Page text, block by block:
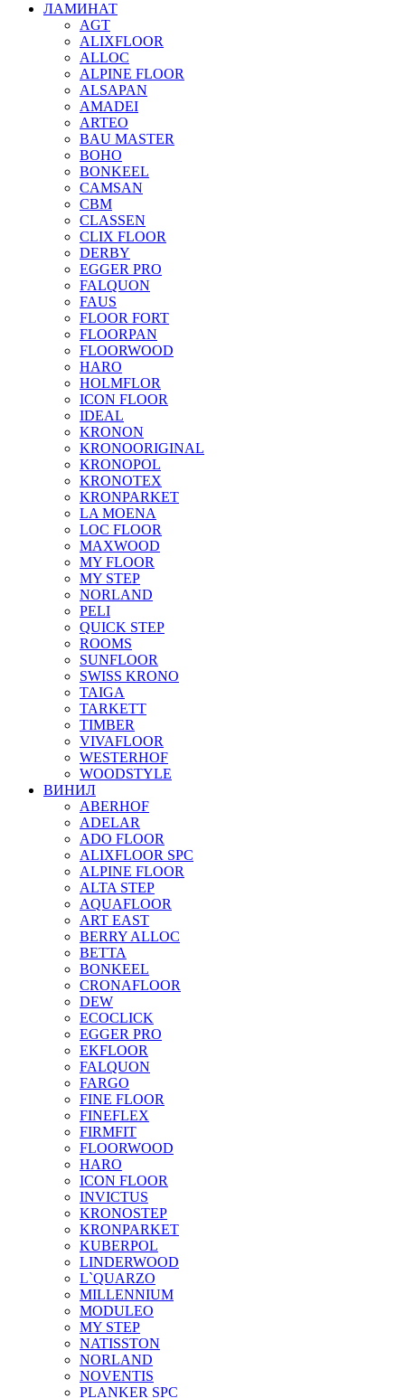
ЛАМИНАТ
AGT
ALIXFLOOR
ALLOC
ALPINE FLOOR
ALSAPAN
AMADEI
ARTEO
BAU MASTER
BOHO
BONKEEL
CAMSAN
CBM
CLASSEN
CLIX FLOOR
DERBY
EGGER PRO
FALQUON
FAUS
FLOOR FORT
FLOORPAN
FLOORWOOD
HARO
HOLMFLOR
ICON FLOOR
IDEAL
KRONON
KRONOORIGINAL
KRONOPOL
KRONOTEX
KRONPARKET
LA MOENA
LOC FLOOR
MAXWOOD
MY FLOOR
MY STEP
NORLAND
PELI
QUICK STEP
ROOMS
SUNFLOOR
SWISS KRONO
TAIGA
TARKETT
TIMBER
VIVAFLOOR
WESTERHOF
WOODSTYLE
ВИНИЛ
ABERHOF
ADELAR
ADO FLOOR
ALIXFLOOR SPC
ALPINE FLOOR
ALTA STEP
AQUAFLOOR
ART EAST
BERRY ALLOC
BETTA
BONKEEL
CRONAFLOOR
DEW
ECOCLICK
EGGER PRO
EKFLOOR
FALQUON
FARGO
FINE FLOOR
FINEFLEX
FIRMFIT
FLOORWOOD
HARO
ICON FLOOR
INVICTUS
KRONOSTEP
KRONPARKET
KUBERPOL
LINDERWOOD
L`QUARZO
MILLENNIUM
MODULEO
MY STEP
NATISSTON
NORLAND
NOVENTIS
PLANKER SPC